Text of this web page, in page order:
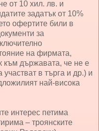
от 10 хил. лв. и
задатък от 10%
офертите били в
за
на фирмата,
към държавата, че не е
в търга и др.) и
най-висока
интерес петима
– троянските